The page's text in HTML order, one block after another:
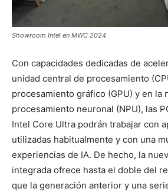
Showroom Intel en MWC 2024
Con capacidades dedicadas de
unidad central de procesamiento
procesamiento gráfico (GPU) y en la
procesamiento neuronal (NPU), las
Intel Core Ultra podrán trabajar con
utilizadas habitualmente y con una
experiencias de IA. De hecho, la
integrada ofrece hasta el doble del
que la generación anterior y una